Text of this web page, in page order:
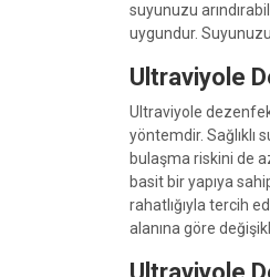
suyunuzu
uygundur.
Ultraviyole
Ultraviyole
yöntemdir. Sağlıklı
bulaşma riskini de
basit bir yapıya
rahatlığıyla tercih
alanına göre